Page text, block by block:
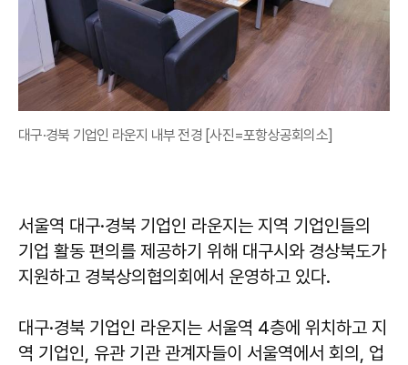
대구·경북 기업인 라운지 내부 전경 [사진=포항상공회의소]
서울역 대구·경북 기업인 라운지는 지역 기업인들의
기업 활동 편의를 제공하기 위해 대구시와 경상북도가
지원하고 경북상의협의회에서 운영하고 있다.
대구·경북 기업인 라운지는 서울역 4층에 위치하고 지
역 기업인, 유관 기관 관계자들이 서울역에서 회의, 업